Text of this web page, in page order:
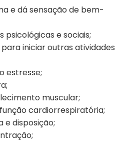
e dá sensação de bem-
psicológicas e sociais;
iniciar outras atividades
estresse;
muscular;
cardiorrespiratória;
e disposição;